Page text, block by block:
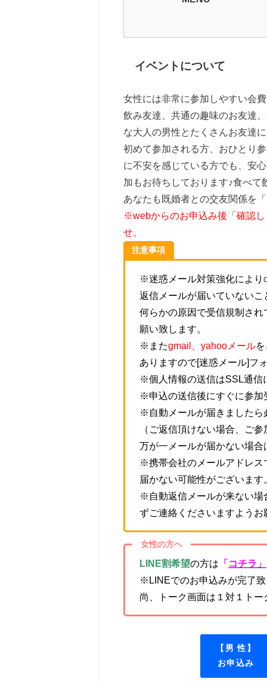
イベントについて
女性には非常に参加しやすい会
飲み友達、共通の趣味のお友達
な大人の男性とたくさんお友達
初めて参加される方、おひとり
に不安を感じている方でも、安
加もお待ちしております♪食べ
あなたも既婚者との交友関係を
※webからのお申込み後「確認
せ。
注意事項
※迷惑メール対策強化により
返信メールが届いていない
何らかの原因で受信規制さ
願い致します。
※またgmail、yahooメール
ありますので[迷惑メール]フ
※個人情報の送信はSSL通信
※申込の送信後にすぐに参加
※自動メールが届きましたら
（ご返信頂けない場合、ご
万が一メールが届かない場
※携帯会社のメールアドレス
届かない可能性がございます
※自動返信メールが来ない場
ずご連絡くださいますようお
女性の方へ
LINE割希望の方は 「 コチラ」
※LINEでのお申込みが完了
尚、トーク画面は１対１ト
【男 性】
お申込み